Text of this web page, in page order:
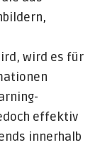
wird es für
effektiv
innerhalb